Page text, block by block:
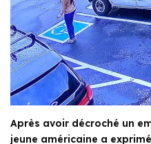
Après avoir décroché un
jeune américaine a